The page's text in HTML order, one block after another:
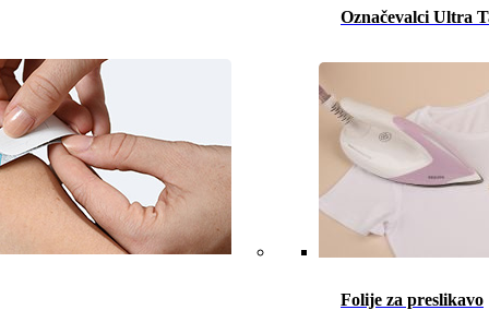
Označevalci Ultra
Folije za preslikavo